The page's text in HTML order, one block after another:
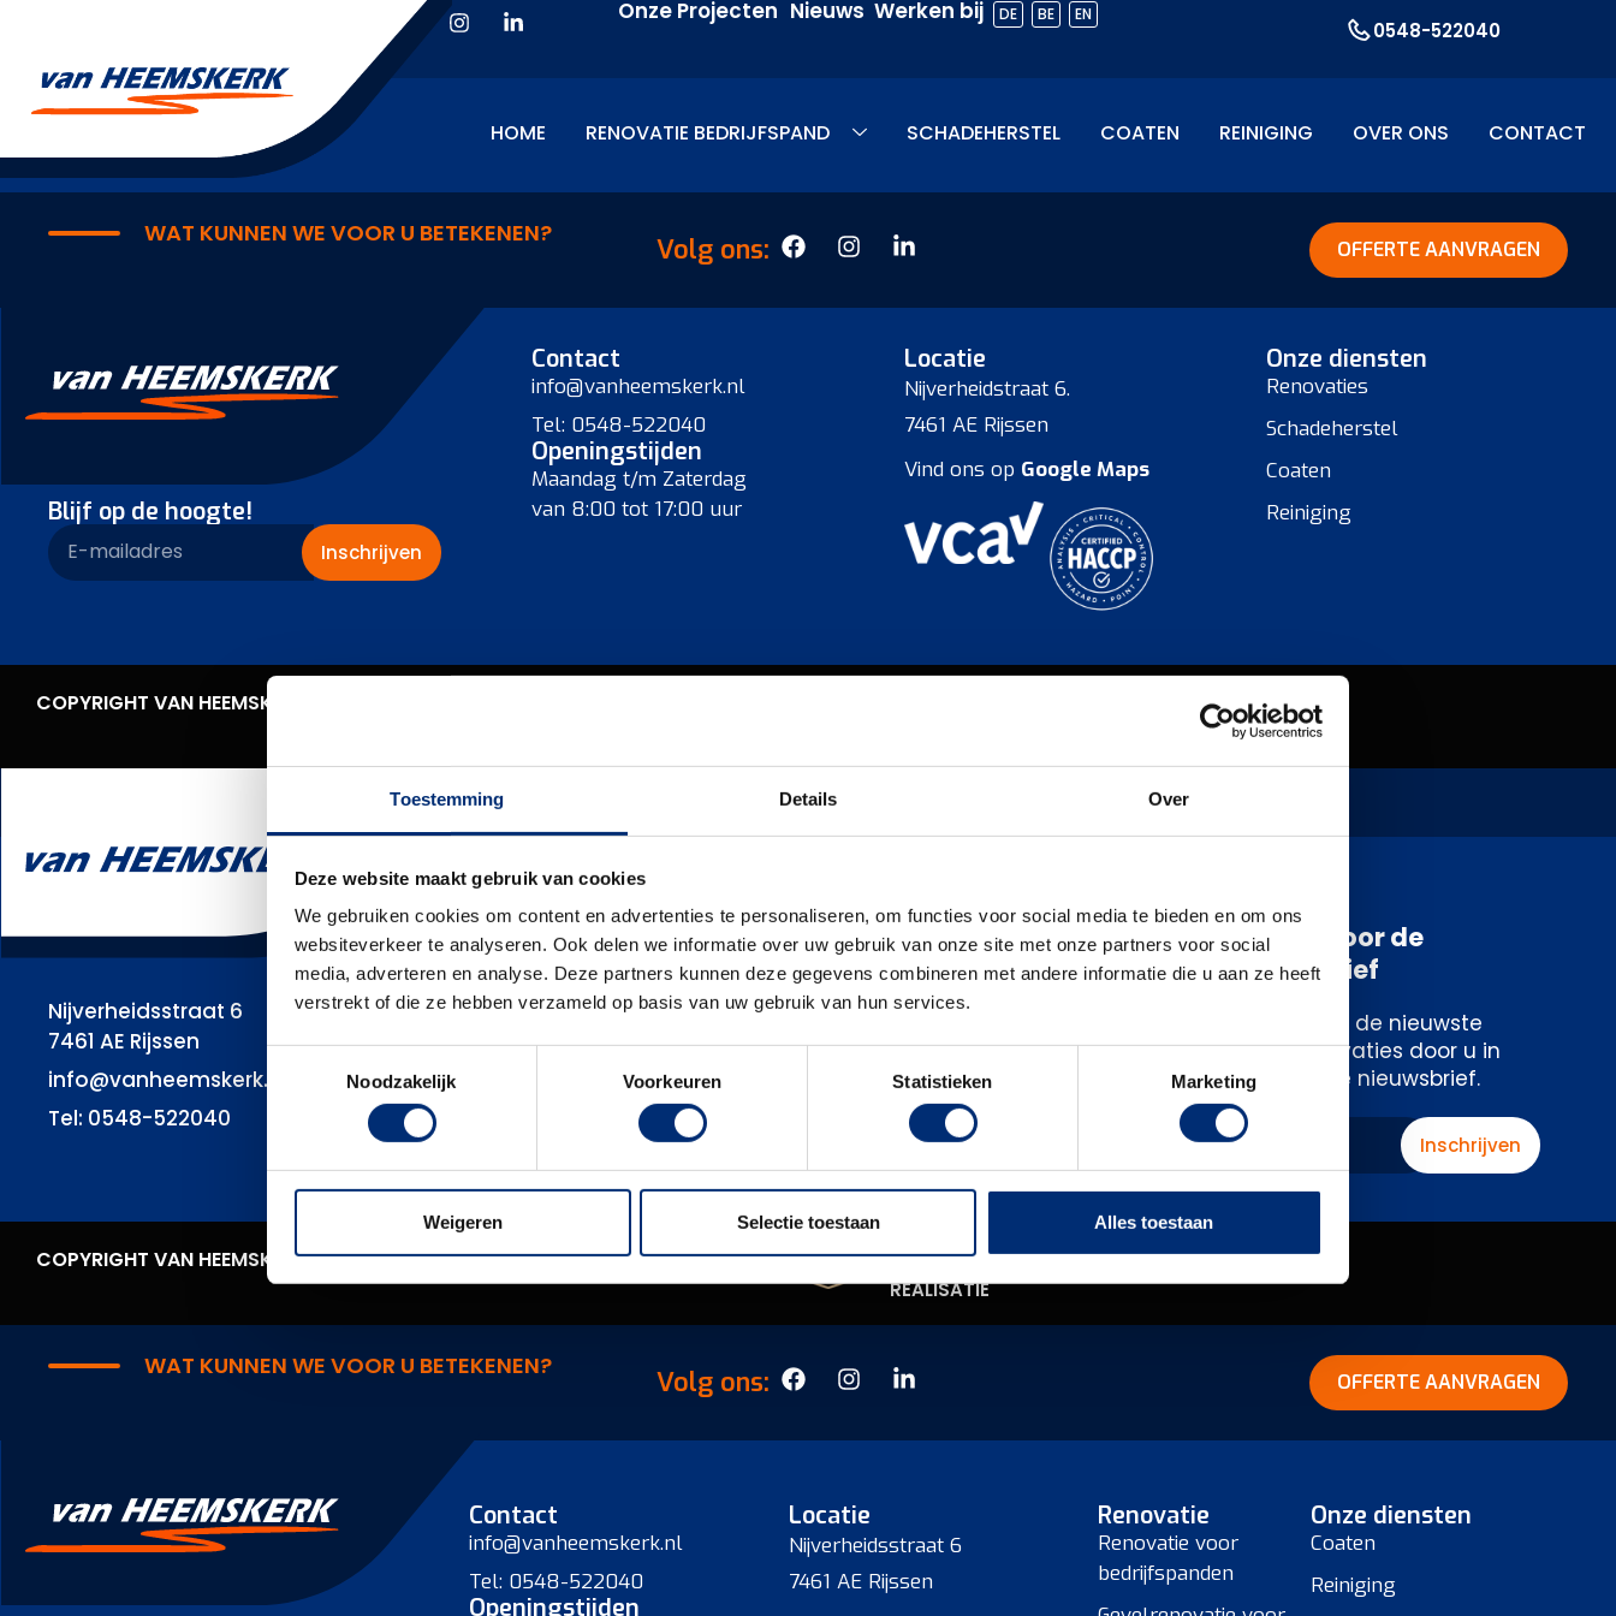
Toestemming Details Over
Deze website maakt gebruik van cookies
We gebruiken cookies om content en advertenties te personaliseren, om functies voor social media te bieden en om ons
websiteverkeer te analyseren. Ook delen we informatie over uw gebruik van onze site met onze partners voor social
media, adverteren en analyse. Deze partners kunnen deze gegevens combineren met andere informatie die u aan ze heeft
verstrekt of die ze hebben verzameld op basis van uw gebruik van hun services.
Noodzakelijk
Voorkeuren Statistieken Marketing
Weigeren Selectie toestaan Alles toestaan
Onze Projecten Nieuws Werken bij DE BE EN
0548-522040
HOME RENOVATIE BEDRIJFSPAND SCHADEHERSTEL COATEN REINIGING OVER ONS CONTACT
WAT KUNNEN WE VOOR U BETEKENEN? Volg ons: OFFERTE AANVRAGEN
Blijf op de hoogte!
Inschrijven
Contact
info@vanheemskerk.nl
Tel: 0548-522040
Openingstijden
Maandag t/m Zaterdag
van 8:00 tot 17:00 uur
Locatie
Nijverheidstraat 6.
7461 AE Rijssen
Vind ons op Google Maps
Onze diensten
Renovaties
Schadeherstel
Coaten
Reiniging
COPYRIGHT VAN HEEMSKERK 2025
Nijverheidsstraat 6
7461 AE Rijssen
info@vanheemskerk.nl
Tel: 0548-522040
OVER ONS
NIEUWS
CONTACT
OFFERTE AANVRAGEN
Schrijf je in voor de
nieuwsbrief
Blijf op de hoogte van de nieuwste
ontwikkelingen en innovaties door u in
te schrijven voor onze nieuwsbrief.
Inschrijven
COPYRIGHT VAN HEEMSKERK 2024ALGEMENE VOORWAARDEN
REALISATIE
WAT KUNNEN WE VOOR U BETEKENEN? Volg ons: OFFERTE AANVRAGEN
Contact
info@vanheemskerk.nl
Tel: 0548-522040
Openingstijden
Locatie
Nijverheidsstraat 6
7461 AE Rijssen
Renovatie
Renovatie voor
bedrijfspanden
Onze diensten
Coaten
Reiniging